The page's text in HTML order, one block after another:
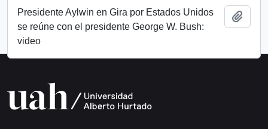
Presidente Aylwin en Gira por Estados Unidos
se reúne con el presidente George W. Bush:
video